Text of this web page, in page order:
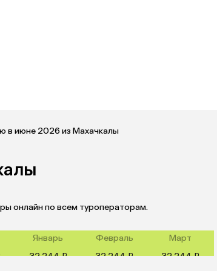
в июне 2026 из Махачкалы
онлайн по всем туроператорам.
Январь
32 244 ₽
Февраль
32 244 ₽
Март
32 244 ₽